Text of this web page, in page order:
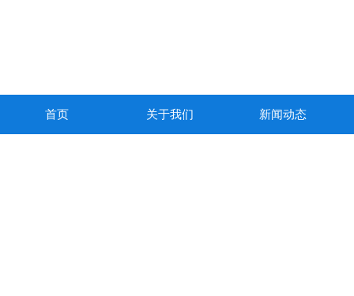
首页 关于我们 新闻动态